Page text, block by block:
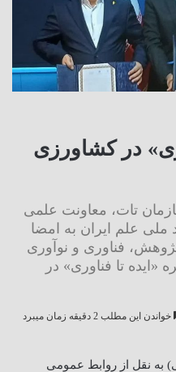
در کشاورزی
تات، معاونت علمی
ملی علم ایران به امضا
فناوری و نوآوری
تا فناوری» در
خواندن این مطلب 2 دقیقه زمان میبرد
به نقل از روابط عمومی